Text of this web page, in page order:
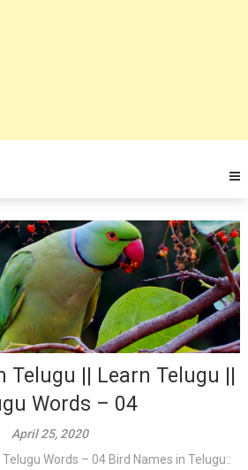
Telugu || Learn Telugu ||
Words – 04
April 25, 2020
Words – 04 Bird Names in Telugu::